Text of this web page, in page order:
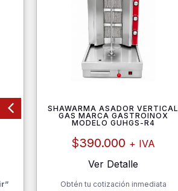
SHAWARMA ASADOR VERTICAL
GAS MARCA GASTROINOX
MODELO GUHGS-R4
$390.000 + IVA
Ver Detalle
Obtén tu cotización inmediata